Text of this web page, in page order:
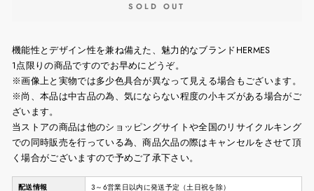
SOLD OUT
機能性とデザイン性を兼ね備えた、魅力的なブランドHERMES
1点限りの商品ですのでお早めにどうぞ。
※画像上と実物では多少色具合が異なって見える場合もございます。
※尚、本品は中古品の為、気にならない程度の小キズがある場合がご
ざいます。
当ストアの商品は他のショッピングサイトや全国のリサイクルキング
での同時販売を行っている為、商品欠品の際はキャンセルをさせて頂
く場合がございますので予めご了承下さい。
配送情報 3～6営業日以内に発送予定（土日祝を除）